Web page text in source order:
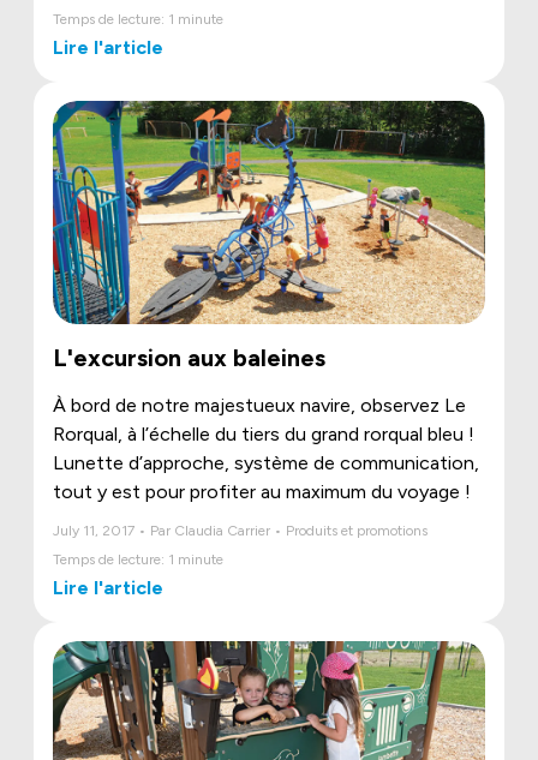
Temps de lecture: 1 minute
Lire l'article
L'excursion aux baleines
À bord de notre majestueux navire, observez Le
Rorqual, à l’échelle du tiers du grand rorqual bleu !
Lunette d’approche, système de communication,
tout y est pour profiter au maximum du voyage !
July 11, 2017 • Par Claudia Carrier • Produits et promotions
Temps de lecture: 1 minute
Lire l'article